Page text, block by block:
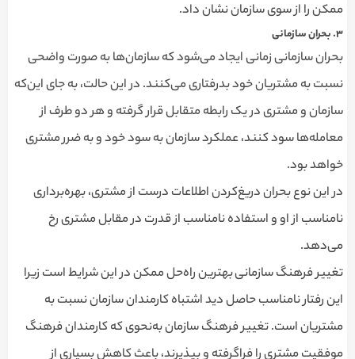
ممکن را از سوی سازمان نشان داد.
۳.بحران سازمانی
بحران سازمانی زمانی ایجاد می‌شود که سازمان‌ها به صورت واضحی
نسبت به مشتریان خود بدرفتاری می‌کنند. در این حالت، به جای این‌که
سازمان و مشتری در یک رابطه متقابل قرار گرفته و هر دو طرف از
معامله‌ها سود کنند، عملکرد سازمان به سود خود و به ضرر مشتری
خواهد بود.
در این نوع بحران دریغ‌کردن اطلاعات درست از مشتری، بهره‌برداری
نامناسب از او و استفاده نامناسب از قدرت در مقابل مشتری رخ
می‌دهد.
تغییر فرهنگ سازمانی بهترین راه‌حل ممکن در این شرایط است زیرا
این رفتار نامناسب حاصل دید اشتباه کارمندان سازمان نسبت به
مشتریان است. تغییر فرهنگ سازمان به‌نحوی که کارمندان فرهنگ
موفقیت مشتری را فراگرفته و بپذیرند، باعث کاهش بسیاری از